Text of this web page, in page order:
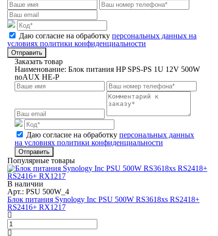
Даю согласие на обработку персональных данных на
условиях политики конфиденциальности
Отправить
Заказать товар
Наименование: Блок питания HP SPS-PS 1U 12V 500W
noAUX HE-P
Даю согласие на обработку персональных данных
на условиях политики конфиденциальности
Отправить
Популярные товары
В наличии
Арт.: PSU 500W_4
Блок питания Synology Inc PSU 500W RS3618xs RS2418+
RS2416+ RX1217